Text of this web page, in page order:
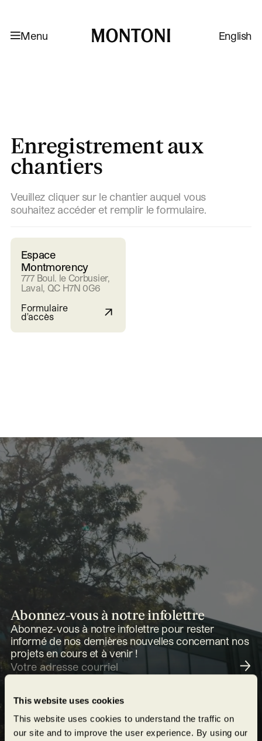
This website uses cookies
This website uses cookies to understand the traffic on
our site and to improve the user experience. By using our
Menu English
Enregistrement aux
chantiers
Veuillez cliquer sur le chantier auquel vous
souhaitez accéder et remplir le formulaire.
Espace
Montmorency
777 Boul. le Corbusier,
Laval, QC H7N 0G6
Formulaire
d'accès
Abonnez-vous à notre infolettre
Abonnez-vous à notre infolettre pour rester
informé de nos dernières nouvelles concernant nos
projets en cours et à venir !